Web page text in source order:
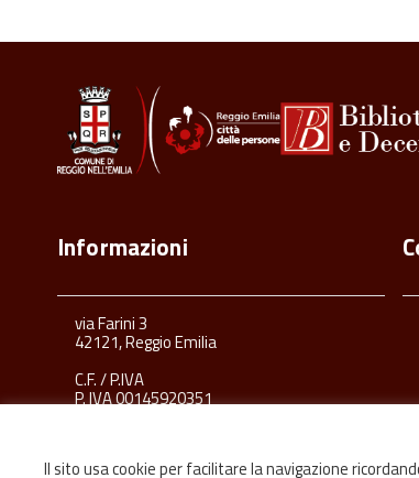
Informazioni
via Farini 3
42121, Reggio Emilia
C.F. / P.IVA
P. IVA 00145920351
Il sito usa cookie per facilitare la navigazione